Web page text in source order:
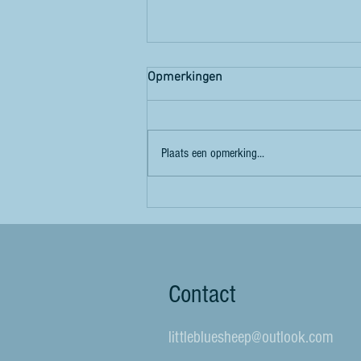
Opmerkingen
Plaats een opmerking...
Contact
littlebluesheep@outlook.com